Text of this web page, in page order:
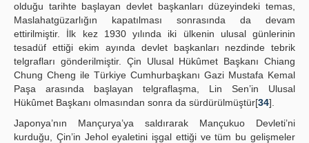
olduğu tarihte başlayan devlet başkanları düzeyindeki temas,
Maslahatgüzarlığın kapatılması sonrasında da devam
ettirilmiştir. İlk kez 1930 yılında iki ülkenin ulusal günlerinin
tesadüf ettiği ekim ayında devlet başkanları nezdinde tebrik
telgrafları gönderilmiştir. Çin Ulusal Hükûmet Başkanı Chiang
Chung Cheng ile Türkiye Cumhurbaşkanı Gazi Mustafa Kemal
Paşa arasında başlayan telgraflaşma, Lin Sen’in Ulusal
Hükûmet Başkanı olmasından sonra da sürdürülmüştür[34].
Japonya’nın Mançurya’ya saldırarak Mançukuo Devleti’ni
kurduğu, Çin’in Jehol eyaletini işgal ettiği ve tüm bu gelişmeler